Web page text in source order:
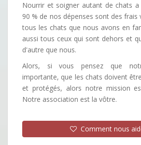
Nourrir et soigner autant de chats
90 % de nos dépenses sont des frais
tous les chats que nous avons en
aussi tous ceux qui sont dehors et
d'autre que nous.
Alors, si vous pensez que
importante, que les chats doivent
et protégés, alors notre mission
Notre association est la vôtre.
Comment nous